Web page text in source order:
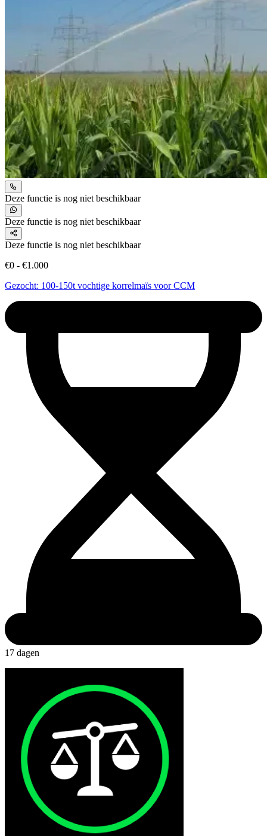
Deze functie is nog niet beschikbaar
Deze functie is nog niet beschikbaar
Deze functie is nog niet beschikbaar
€0 - €1.000
Gezocht: 100-150t vochtige korrelmaïs voor CCM
17 dagen